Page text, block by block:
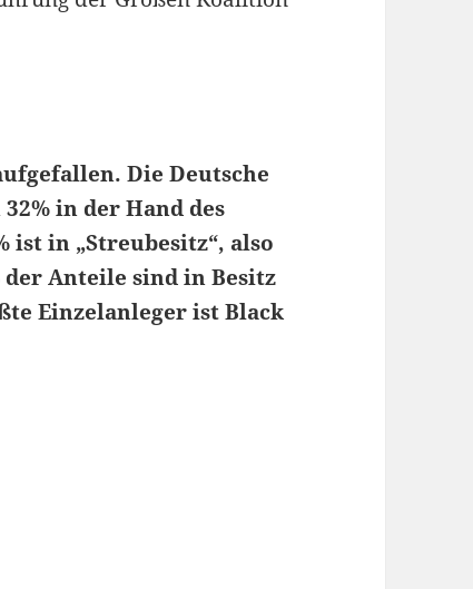
Die Deutsche
in der Hand des
ist in „Streubesitz“, also
Anteile sind in Besitz
Einzelanleger ist Black